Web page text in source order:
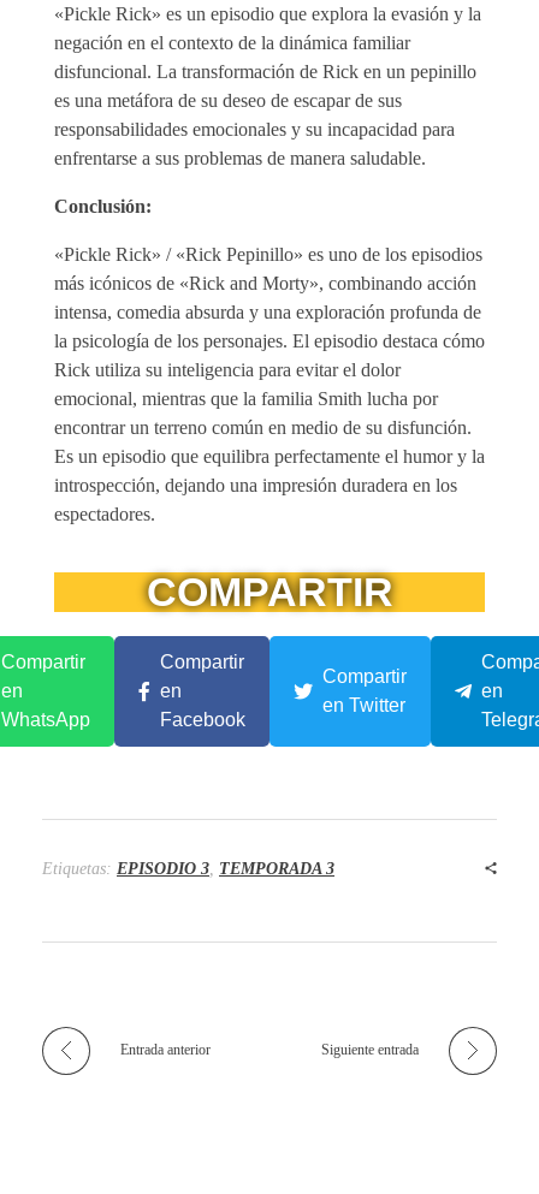
«Pickle Rick» es un episodio que explora la evasión y la
negación en el contexto de la dinámica familiar
disfuncional. La transformación de Rick en un pepinillo
es una metáfora de su deseo de escapar de sus
responsabilidades emocionales y su incapacidad para
enfrentarse a sus problemas de manera saludable.
Conclusión:
«Pickle Rick» / «Rick Pepinillo» es uno de los episodios
más icónicos de «Rick and Morty», combinando acción
intensa, comedia absurda y una exploración profunda de
la psicología de los personajes. El episodio destaca cómo
Rick utiliza su inteligencia para evitar el dolor
emocional, mientras que la familia Smith lucha por
encontrar un terreno común en medio de su disfunción.
Es un episodio que equilibra perfectamente el humor y la
introspección, dejando una impresión duradera en los
espectadores.
COMPARTIR
Compartir
en
WhatsApp
Compartir
en
Facebook
Compartir
en Twitter
en
Etiquetas: EPISODIO 3 TEMPORADA 3
Entrada anterior Siguiente entrada